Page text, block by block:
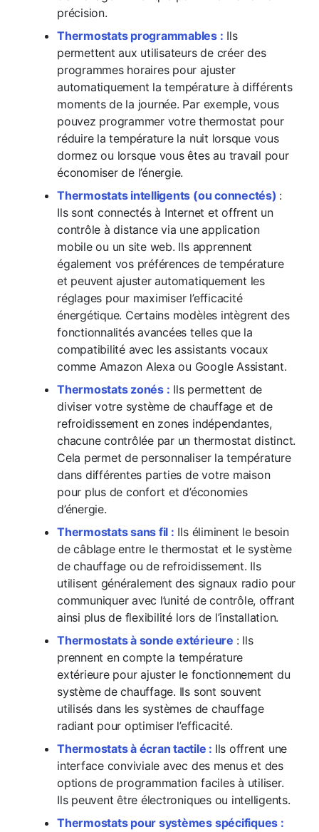
précision.
Thermostats programmables : Ils
permettent aux utilisateurs de créer des
programmes horaires pour ajuster
automatiquement la température à différents
moments de la journée. Par exemple, vous
pouvez programmer votre thermostat pour
réduire la température la nuit lorsque vous
dormez ou lorsque vous êtes au travail pour
économiser de l’énergie.
Thermostats intelligents (ou connectés) :
Ils sont connectés à Internet et offrent un
contrôle à distance via une application
mobile ou un site web. Ils apprennent
également vos préférences de température
et peuvent ajuster automatiquement les
réglages pour maximiser l’efficacité
énergétique. Certains modèles intègrent des
fonctionnalités avancées telles que la
compatibilité avec les assistants vocaux
comme Amazon Alexa ou Google Assistant.
Thermostats zonés : Ils permettent de
diviser votre système de chauffage et de
refroidissement en zones indépendantes,
chacune contrôlée par un thermostat distinct.
Cela permet de personnaliser la température
dans différentes parties de votre maison
pour plus de confort et d’économies
d’énergie.
Thermostats sans fil : Ils éliminent le besoin
de câblage entre le thermostat et le système
de chauffage ou de refroidissement. Ils
utilisent généralement des signaux radio pour
communiquer avec l’unité de contrôle, offrant
ainsi plus de flexibilité lors de l’installation.
Thermostats à sonde extérieure : Ils
prennent en compte la température
extérieure pour ajuster le fonctionnement du
système de chauffage. Ils sont souvent
utilisés dans les systèmes de chauffage
radiant pour optimiser l’efficacité.
Thermostats à écran tactile : Ils offrent une
interface conviviale avec des menus et des
options de programmation faciles à utiliser.
Ils peuvent être électroniques ou intelligents.
Thermostats pour systèmes spécifiques :